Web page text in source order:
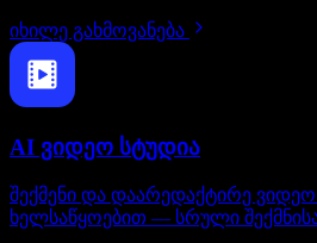
იხილე გახმოვანება
AI ვიდეო სტუდია
შექმენი და დაარედაქტირე
ხელსაწყოებით — სრული